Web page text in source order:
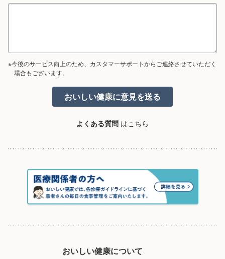
※今後のサービス向上のため、カスタマーサポートからご連絡させていただく
場合もございます。
よくある質問 はこちら
おいしい健康について